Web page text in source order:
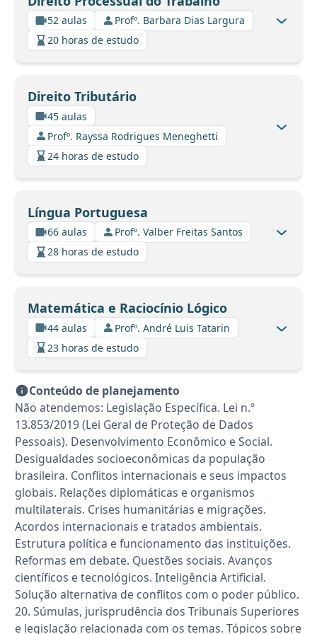
52 aulas
Profº. Barbara Dias Largura
20 horas de estudo
Direito Tributário
45 aulas
Profº. Rayssa Rodrigues Meneghetti
24 horas de estudo
Língua Portuguesa
66 aulas
Profº. Valber Freitas Santos
28 horas de estudo
Matemática e Raciocínio Lógico
44 aulas
Profº. André Luis Tatarin
23 horas de estudo
Conteúdo de planejamento
Não atendemos: Legislação Específica. Lei n.º
13.853/2019 (Lei Geral de Proteção de Dados
Pessoais). Desenvolvimento Econômico e Social.
Desigualdades socioeconômicas da população
brasileira. Conflitos internacionais e seus impactos
globais. Relações diplomáticas e organismos
multilaterais. Crises humanitárias e migrações.
Acordos internacionais e tratados ambientais.
Estrutura política e funcionamento das instituições.
Reformas em debate. Questões sociais. Avanços
científicos e tecnológicos. Inteligência Artificial.
Solução alternativa de conflitos com o poder público.
20. Súmulas, jurisprudência dos Tribunais Superiores
e legislação relacionada com os temas. Tópicos sobre